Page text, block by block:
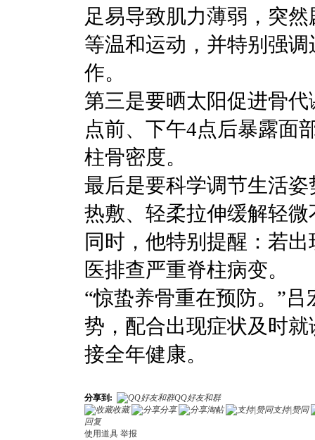
足易导致肌力薄弱，突
等温和运动，并特别强
作。
第三是要晒太阳促进骨
点前、下午4点后暴露
柱骨密度。
最后是要科学调节生活
热敷、轻柔拉伸缓解轻
同时，他特别提醒：若
医排查严重脊柱病变。
“惊蛰养骨重在预防。”
势，配合出现症状及时
接全年健康。
分享到:
QQ好友和群
收藏
分享 淘帖
支持|赞同
回复
使用道具 举报